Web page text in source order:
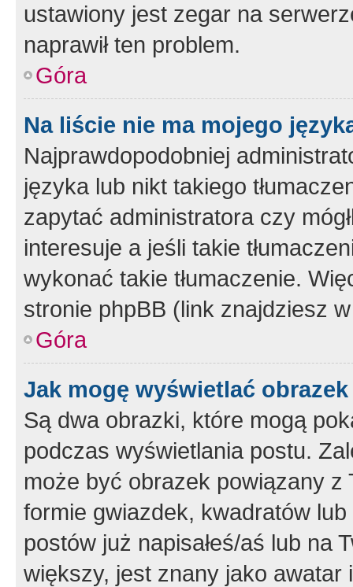
ustawiony jest zegar na
naprawił ten problem.
Góra
Na liście nie ma mojego
Najprawdopodobniej
języka lub nikt takiego
zapytać administratora czy
interesuje a jeśli takie
wykonać takie tłumaczenie.
stronie phpBB (link znajdziesz
Góra
Jak mogę wyświetlać
Są dwa obrazki, które mogą
podczas wyświetlania postu.
może być obrazek powiązany z
formie gwiazdek, kwadratów
postów już napisałeś/aś lub na
większy, jest znany jako